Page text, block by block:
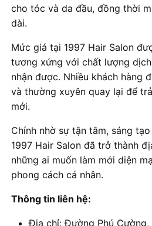
cho tóc và da đầu, đồng thời
dài.
Mức giá tại 1997 Hair Salon
tương xứng với chất lượng
nhận được. Nhiều khách hàng
và thường xuyên quay lại để
mới.
Chính nhờ sự tận tâm, sáng
1997 Hair Salon đã trở thành
những ai muốn làm mới diện
phong cách cá nhân.
Thông tin liên hệ:
Địa chỉ: Đường Phú Cường,